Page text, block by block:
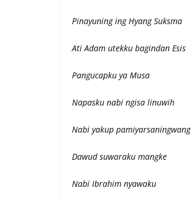
Pinayuning ing Hyang Suksma
Ati Adam utekku bagindan Esis
Pangucapku ya Musa
Napasku nabi ngisa linuwih
Nabi yakup pamiyarsaningwang
Dawud suwaraku mangke
Nabi Ibrahim nyawaku